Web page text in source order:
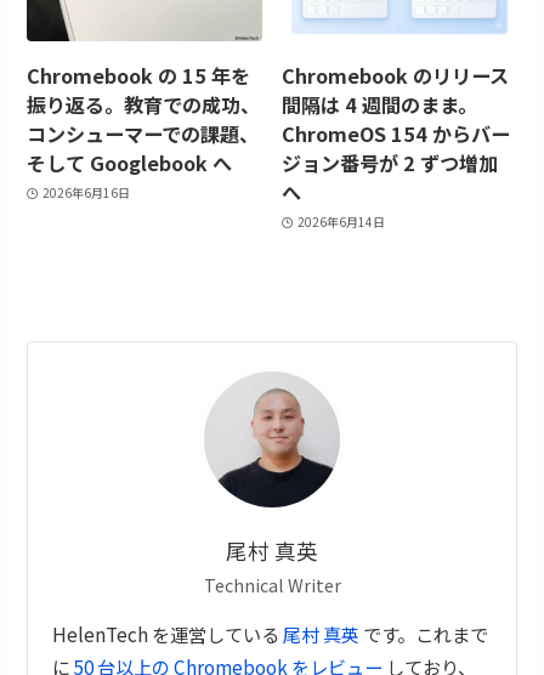
Chromebook の 15 年を
振り返る。教育での成功、
コンシューマーでの課題、
そして Googlebook へ
2026年6月16日
Chromebook のリリース
間隔は 4 週間のまま。
ChromeOS 154 からバー
ジョン番号が 2 ずつ増加
へ
2026年6月14日
尾村 真英
Technical Writer
HelenTech を運営している 尾村 真英 です。これまで
に50 台以上の Chromebook をレビュー しており、